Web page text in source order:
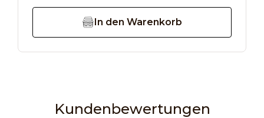
In den Warenkorb
Kundenbewertungen